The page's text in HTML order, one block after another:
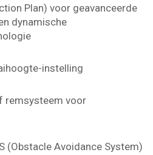
Plan) voor geavanceerde
dynamische
instelling
remsysteem voor
(Obstacle Avoidance System)